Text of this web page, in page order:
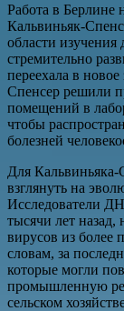
Работа в Берлине
Кальвиньяк-
области
стремительно
переехала в
Спенсер решили
помещений в
чтобы
болезней
Для Кальвиньяка-
взглянуть на
Исследователи
тысячи лет
вирусов из более
словам, за
которые могли
промышленную
сельском